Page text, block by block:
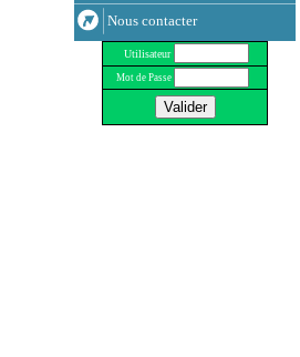
Nous contacter
Utilisateur
Mot de Passe